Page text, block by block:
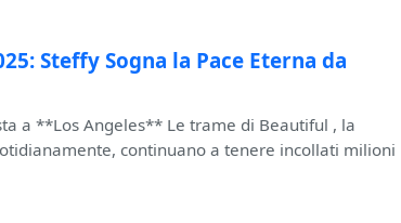
Steffy Sogna la Pace Eterna da
a **Los Angeles** Le trame di Beautiful , la
continuano a tenere incollati milioni